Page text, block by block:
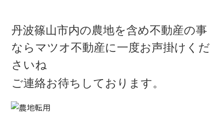
丹波篠山市内の農地を含め不動産の事
ならマツオ不動産に一度お声掛けくだ
さいね
ご連絡お待ちしております。